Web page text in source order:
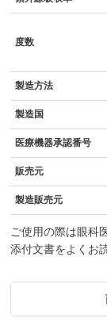
度数
製造方法
製造国
医療機器承認番号
販売元
製造販売元
ご使用の際は眼科
添付文書をよくお